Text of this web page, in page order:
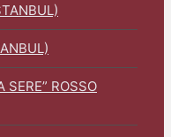
SERE” ROSSO